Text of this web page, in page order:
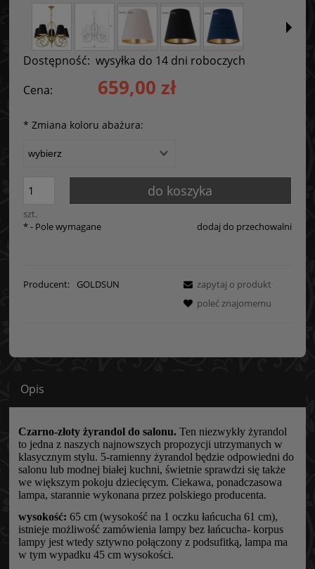
Dostępność: wysyłka do 14 dni roboczych
Cena:
659,00 zł
* Zmiana koloru abażura:
szt.
do koszyka
dodaj do przechowalni
*- Pole wymagane
Producent: GOLDSUN
zapytaj o produkt
poleć znajomemu
Opis
Czarno-złoty żyrandol do salonu. Ten niezwykły żyrandol
to jedna z naszych najnowszych propozycji utrzymanych w
klasycznym stylu. 5-ramienny żyrandol będzie odpowiedni do
salonu lub modnej białej kuchni, świetnie sprawdzi się także
we większym pokoju dziecięcym. Ciekawa, ponadczasowa
lampa, starannie wykonana przez polskiego producenta.
wysokość: 65 cm (wysokość na 1 oczku łańcucha 61 cm),
istnieje możliwość zamówienia lampy bez łańcucha- korpus
lampy jest wtedy sztywno połączony z podsufitką, lampa ma
w tym wypadku 45 cm wysokości.